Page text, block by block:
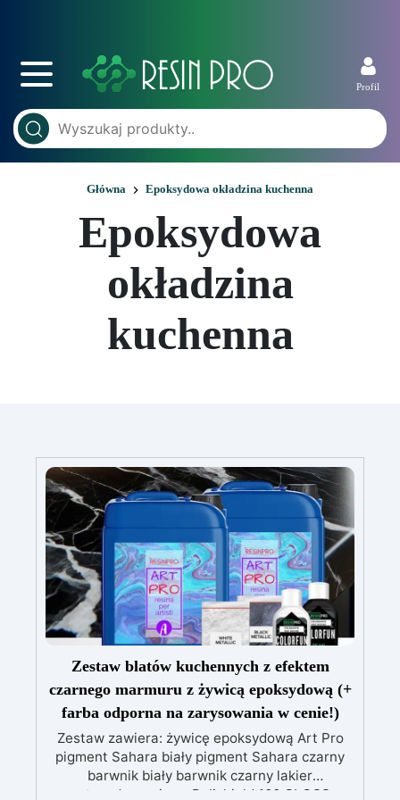
Profil
Główna Epoksydowa okładzina kuchenna
Epoksydowa
okładzina
kuchenna
Zestaw blatów kuchennych z efektem
czarnego marmuru z żywicą epoksydową (+
farba odporna na zarysowania w cenie!)
Zestaw zawiera: żywicę epoksydową Art Pro
pigment Sahara biały pigment Sahara czarny
barwnik biały barwnik czarny lakier
antyzadrapaniowy Polishield 100 GLOSS